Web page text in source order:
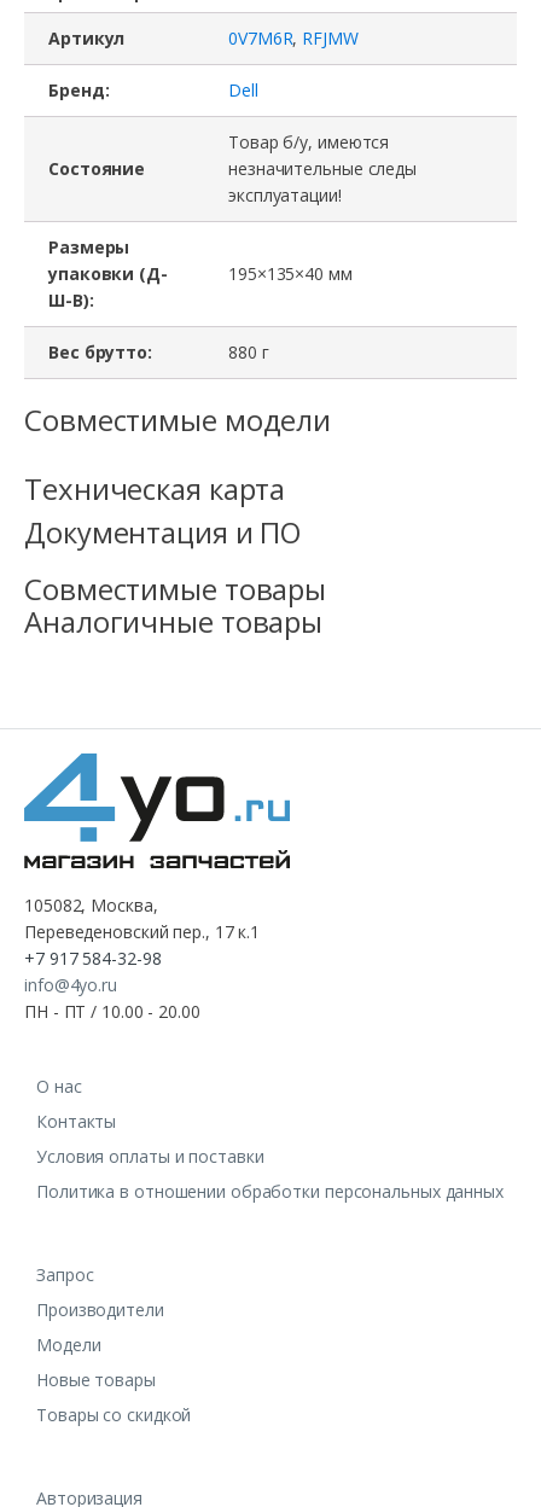
Артикул 0V7M6R, RFJMW
Бренд: Dell
Состояние
Товар б/у, имеются
незначительные следы
эксплуатации!
Размеры
упаковки (Д-
Ш-В):
195×135×40 мм
Вес брутто: 880 г
Совместимые модели
Техническая карта
Документация и ПО
Совместимые товары
Аналогичные товары
105082, Москва,
Переведеновский пер., 17 к.1
+7 917 584-32-98
info@4yo.ru
ПН - ПТ / 10.00 - 20.00
О нас
Контакты
Условия оплаты и поставки
Политика в отношении обработки персональных данных
Запрос
Производители
Модели
Новые товары
Товары со скидкой
Авторизация